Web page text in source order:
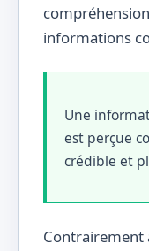
informations
Une
est perçue
crédible et
Contrairement